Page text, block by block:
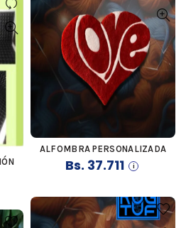
Bs. 6.788.
COMPRAR
ALFOMBRA PERSONALIZADA
Bs. 37.711